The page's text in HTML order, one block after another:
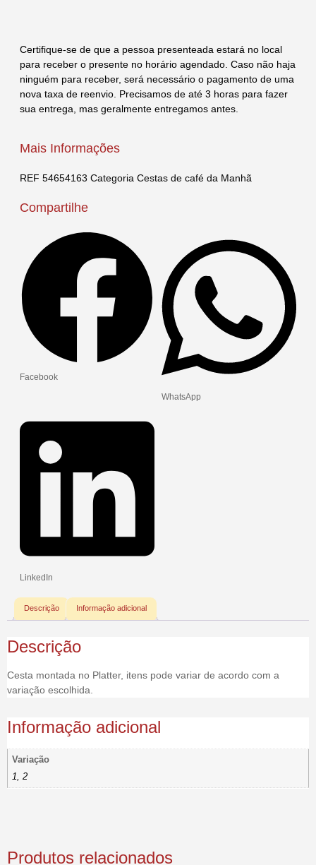
Certifique-se de que a pessoa presenteada estará no local
para receber o presente no horário agendado. Caso não haja
ninguém para receber, será necessário o pagamento de uma
nova taxa de reenvio. Precisamos de até 3 horas para fazer
sua entrega, mas geralmente entregamos antes.
Mais Informações
REF 54654163 Categoria Cestas de café da Manhã
Compartilhe
Facebook
WhatsApp
LinkedIn
Descrição Informação adicional
Descrição
Cesta montada no Platter, itens pode variar de acordo com a
variação escolhida.
Informação adicional
Variação
1, 2
Produtos relacionados